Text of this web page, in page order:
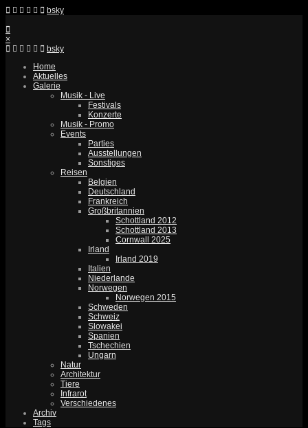
bsky
×
bsky
Home
Aktuelles
Galerie
Musik - Live
Festivals
Konzerte
Musik - Promo
Events
Parties
Ausstellungen
Sonstiges
Reisen
Belgien
Deutschland
Frankreich
Großbritannien
Schottland 2012
Schottland 2013
Cornwall 2025
Irland
Irland 2019
Italien
Niederlande
Norwegen
Norwegen 2015
Schweden
Schweiz
Slowakei
Spanien
Tschechien
Ungarn
Natur
Architektur
Tiere
Infrarot
Verschiedenes
Archiv
Tags